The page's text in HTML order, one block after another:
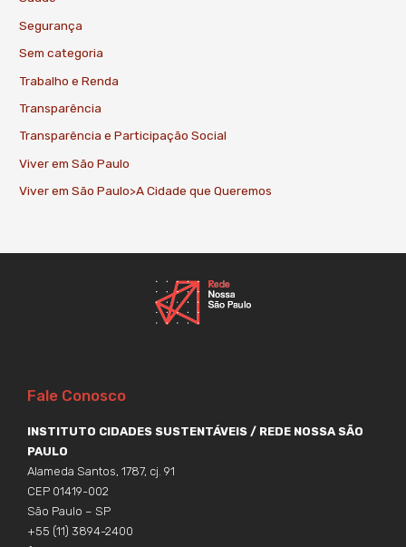
Segurança
Sem categoria
Trabalho e Renda
Transparência
Transparência e Participação Social
Viver em São Paulo
Viver em São Paulo>A Cidade que Queremos
Fale Conosco
INSTITUTO CIDADES SUSTENTÁVEIS / REDE NOSSA SÃO
PAULO
Alameda Santos, 1787, cj. 91
CEP 01419-002
São Paulo – SP
+55 (11) 3894-2400